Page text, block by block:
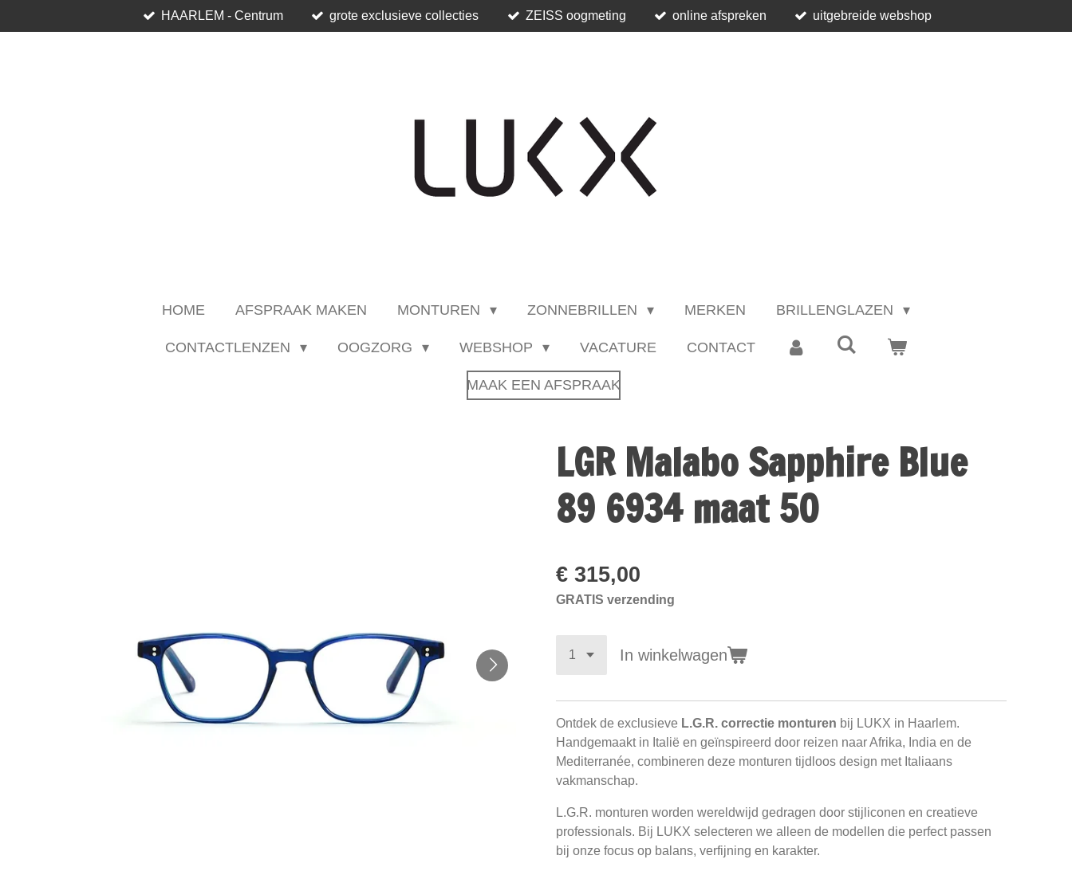
direct
HAARLEM - Centrum grote exclusieve collecties ZEISS oogmeting online afspreken uitgebreide webshop
HOME AFSPRAAK MAKEN MONTUREN ZONNEBRILLEN MERKEN BRILLENGLAZEN
CONTACTLENZEN OOGZORG WEBSHOP VACATURE CONTACT
MAAK EEN AFSPRAAK
LGR Malabo Sapphire Blue
89 6934 maat 50
€ 315,00
GRATIS verzending
In winkelwagen
Ontdek de exclusieve L.G.R. correctie monturen bij LUKX in Haarlem.
Handgemaakt in Italië en geïnspireerd door reizen naar Afrika, India en de
Mediterranée, combineren deze monturen tijdloos design met Italiaans
vakmanschap.
L.G.R. monturen worden wereldwijd gedragen door stijliconen en creatieve
professionals. Bij LUKX selecteren we alleen de modellen die perfect passen
bij onze focus op balans, verfijning en karakter.